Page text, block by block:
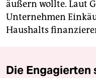
äußern wollte. Laut
Unternehmen
Haushalts
Die Engagierten